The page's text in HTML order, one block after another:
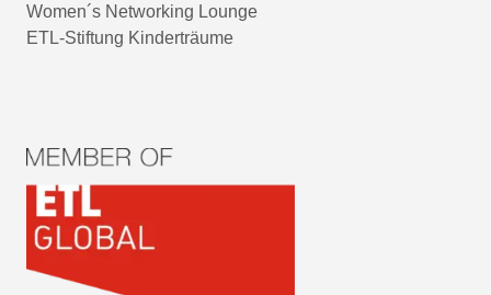
Women´s Networking Lounge
ETL-Stiftung Kinderträume